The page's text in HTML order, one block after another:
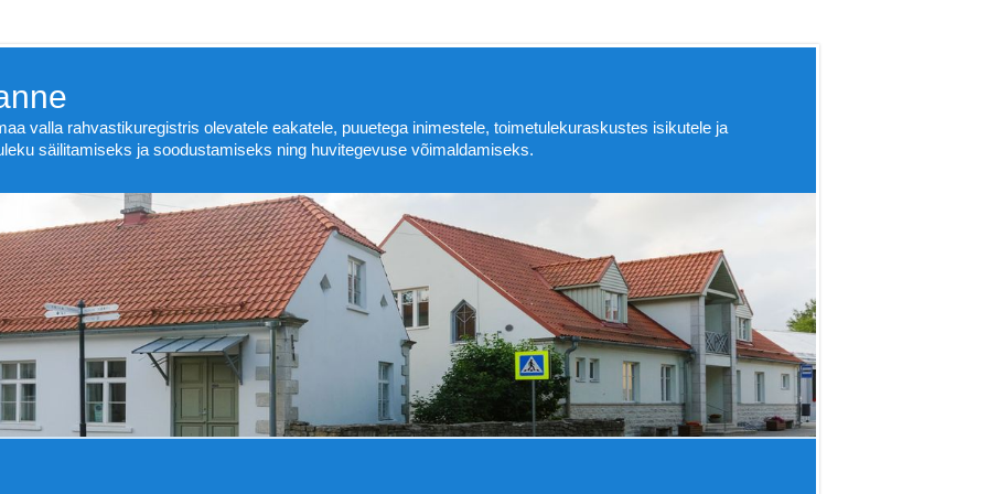
valla rahvastikuregistris olevatele eakatele, puuetega inimestele, toimetulekuraskustes isikutele ja
säilitamiseks ja soodustamiseks ning huvitegevuse võimaldamiseks.